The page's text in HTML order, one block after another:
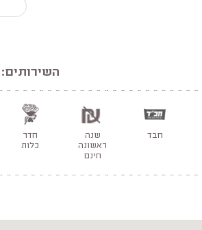
השירותים:
חבד
שנה
ראשונה
חינם
חדר
כלות